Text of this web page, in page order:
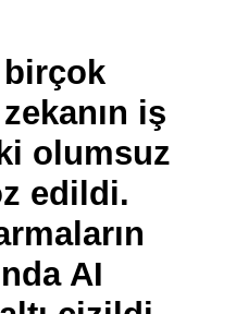
iş
olumsuz
edildi.
AI